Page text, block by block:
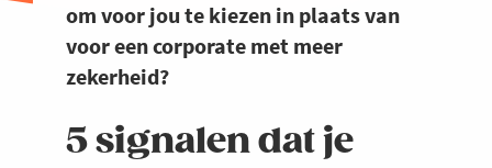
om voor jou te kiezen in plaats van
voor een corporate met meer
zekerheid?
5 signalen dat je